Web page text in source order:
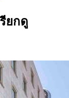
ยกดู